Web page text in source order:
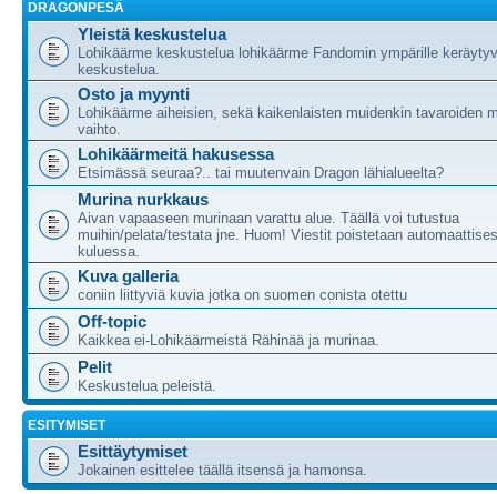
DRAGONPESÄ
Yleistä keskustelua
Lohikäärme keskustelua lohikäärme Fandomin ympärille
keskustelua.
Osto ja myynti
Lohikäärme aiheisien, sekä kaikenlaisten muidenkin tavaroiden
vaihto.
Lohikäärmeitä hakusessa
Etsimässä seuraa?.. tai muutenvain Dragon lähialueelta?
Murina nurkkaus
Aivan vapaaseen murinaan varattu alue. Täällä voi tutustua
muihin/pelata/testata jne. Huom! Viestit poistetaan
kuluessa.
Kuva galleria
coniin liittyviä kuvia jotka on suomen conista otettu
Off-topic
Kaikkea ei-Lohikäärmeistä Rähinää ja murinaa.
Pelit
Keskustelua peleistä.
ESITYMISET
Esittäytymiset
Jokainen esittelee täällä itsensä ja hamonsa.